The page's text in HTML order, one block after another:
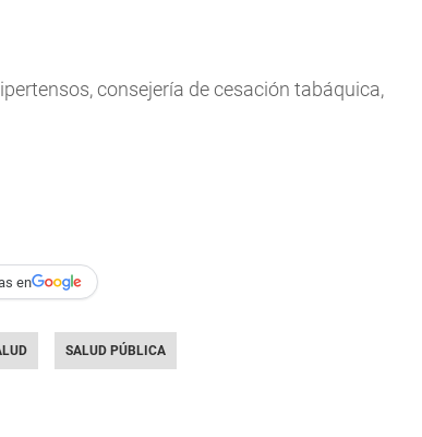
consejería de cesación tabáquica,
en
SALUD PÚBLICA